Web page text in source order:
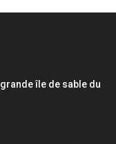
île de sable du